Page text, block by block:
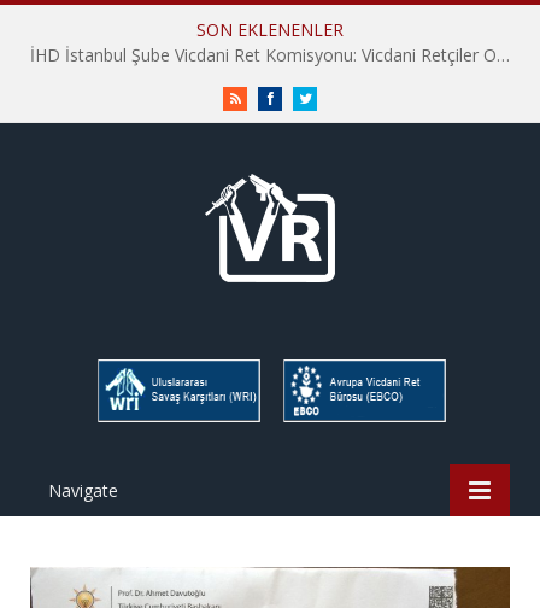
SON EKLENENLER
İHD İstanbul Şube Vicdani Ret Komisyonu: Vicdani Retçiler Olarak Destek İçin Buradayız!
RSS FacebookTwitter
Navigate